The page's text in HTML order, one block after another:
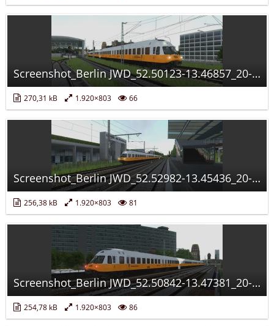
Screenshot_Berlin JWD_52.50123-13.46857_20-14-51.jpg
270,31 kB 1.920×803 66
Screenshot_Berlin JWD_52.52982-13.45436_20-11-03.jpg
256,38 kB 1.920×803 81
Screenshot_Berlin JWD_52.50842-13.47381_20-14-09.jpg
254,78 kB 1.920×803 86